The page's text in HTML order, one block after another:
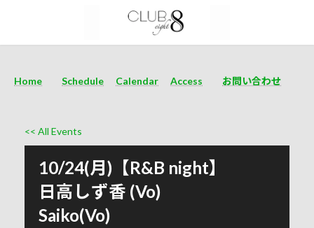
Home Schedule Calendar Access お問い合わせ
<< All Events
10/24(月)【R&B night】
日高しず香 (Vo)
Saiko(Vo)